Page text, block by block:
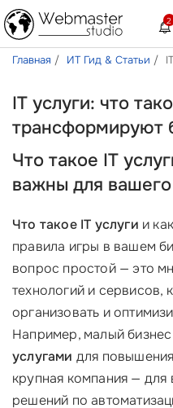
2
Главная ИТ Гид & Статьи
IT услуги: что
трансформируют
Что такое IT
важны для
Что такое IT услуги и
правила игры в вашем
вопрос простой — это
технологий и сервисов,
организовать и
Например, малый
услугами для
крупная компания —
решений по